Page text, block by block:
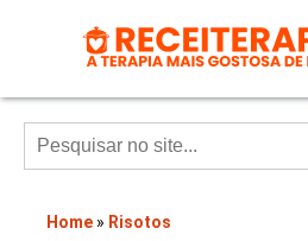
Doces e Sobremesas
Air Fryer
Home » Risotos